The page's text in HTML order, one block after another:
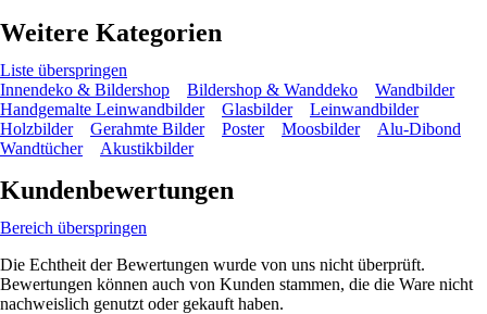
Weitere Kategorien
Liste überspringen
Innendeko & Bildershop
Bildershop & Wanddeko
Wandbilder
Handgemalte Leinwandbilder
Glasbilder
Leinwandbilder
Holzbilder
Gerahmte Bilder Poster Moosbilder
Alu-Dibond
Wandtücher
Akustikbilder
Kundenbewertungen
Bereich überspringen
Die Echtheit der Bewertungen wurde von uns nicht überprüft.
Bewertungen können auch von Kunden stammen, die die Ware nicht
nachweislich genutzt oder gekauft haben.